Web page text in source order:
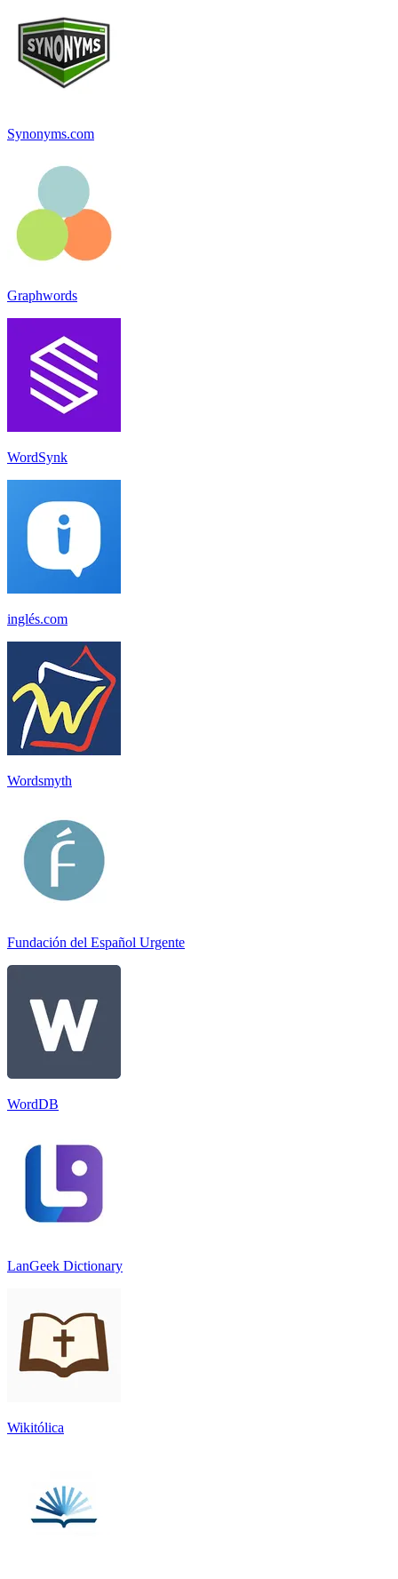
Synonyms.com
Graphwords
WordSynk
inglés.com
Wordsmyth
Fundación del Español Urgente
WordDB
LanGeek Dictionary
Wikitólica